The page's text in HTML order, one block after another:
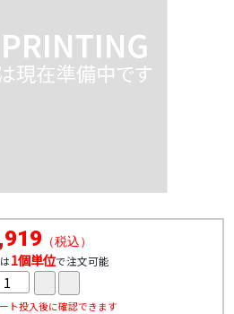
（税込）
1個単位で注文可能
ト投入後に確認できます